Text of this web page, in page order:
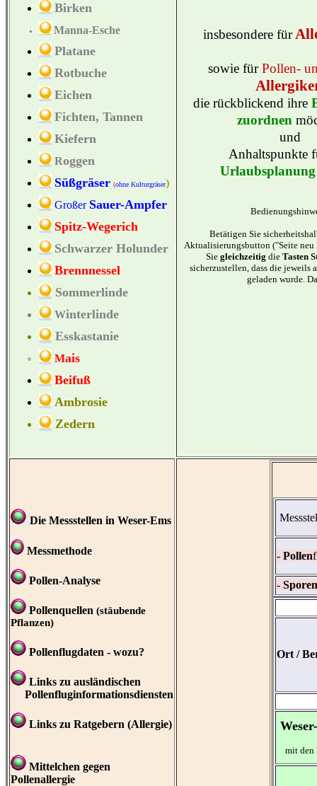
Birken
Manna-Esche
Platane
Rotbuche
Eichen
Fichten, Tannen
Kiefern
Roggen
Süßgräser (ohne Kulturgräser)
Großer Sauer-Ampfer
Spitz-Wegerich
Schwarzer Holunder
Brennnessel
Sommerlinde
Winterlinde
Esskastanie
Mais
Beifuß
Ambrosie
Zedern
insbesondere für
sowie fürPollen-
die rückblickend ihre
zuordnen
und
Anhaltspunkte
Urlaubsplanung
Betätigen Sie
Aktualisierungsbutton ("Seite neu
Sie gleichzeitig die Tasten
sicherzustellen, dass die jeweils
geladen wurde.
Die Messstellen in Weser-Ems
Messmethode
Pollen-Analyse
Pollenquellen (stäubende
Pflanzen)
Pollenflugdaten - wozu?
Links zu ausländischen
Pollenfluginformationsdiensten
Links zu Ratgebern (Allergie)
Mittelchen gegen
Pollenallergie
- Pollen
- Sporen
Ort /
mit den